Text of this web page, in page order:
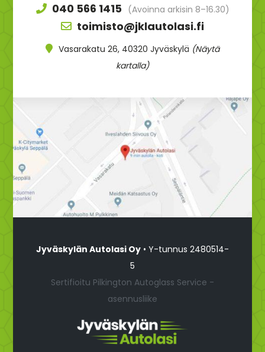
040 566 1415 (Avoinna arkisin 8–16.30)
toimisto@jklautolasi.fi
Vasarakatu 26, 40320 Jyväskylä (Näytä
kartalla)
Jyväskylän Autolasi Oy • Y-tunnus 2480514-
5
Sertifioitu Pilkington Autoglass Service -
asennusliike